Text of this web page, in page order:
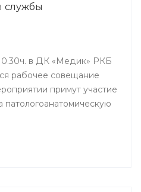
службы
в ДК «Медик» РКБ
рабочее совещание
примут участие
патологоанатомическую